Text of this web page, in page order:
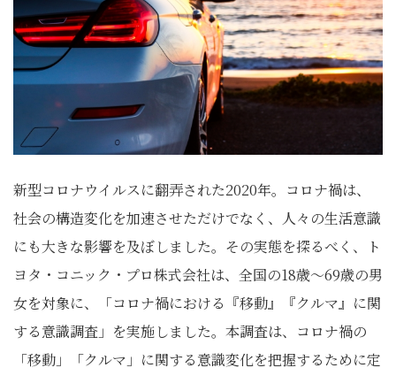
新型コロナウイルスに翻弄された2020年。コロナ禍は、
社会の構造変化を加速させただけでなく、人々の生活意識
にも大きな影響を及ぼしました。その実態を探るべく、ト
ヨタ・コニック・プロ株式会社は、全国の18歳～69歳の男
女を対象に、「コロナ禍における『移動』『クルマ』に関
する意識調査」を実施しました。本調査は、コロナ禍の
「移動」「クルマ」に関する意識変化を把握するために定